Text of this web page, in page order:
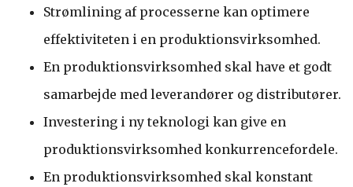
Strømlining af processerne kan optimere
effektiviteten i en produktionsvirksomhed.
En produktionsvirksomhed skal have et godt
samarbejde med leverandører og distributører.
Investering i ny teknologi kan give en
produktionsvirksomhed konkurrencefordele.
En produktionsvirksomhed skal konstant